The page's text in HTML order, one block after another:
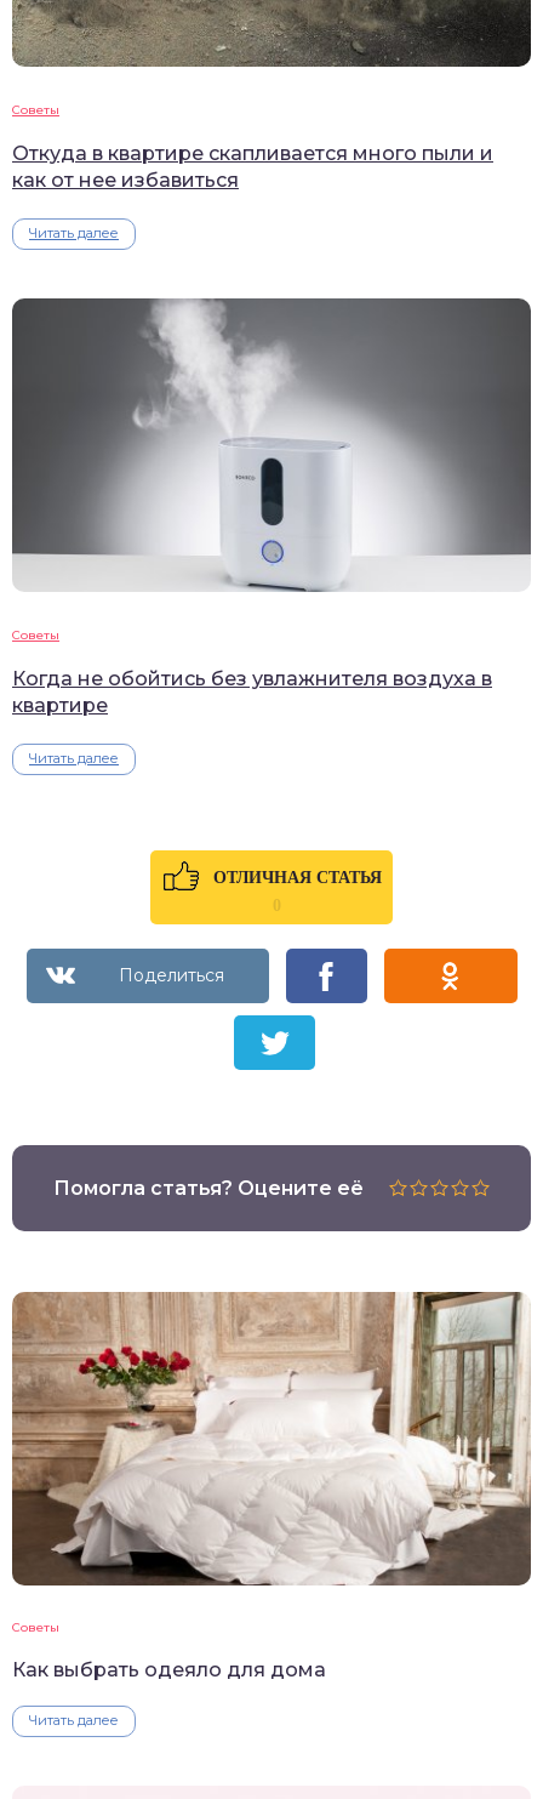
Советы
Откуда в квартире скапливается много пыли и
как от нее избавиться
Читать далее
Советы
Когда не обойтись без увлажнителя воздуха в
квартире
Читать далее
ОТЛИЧНАЯ СТАТЬЯ
0
Помогла статья? Оцените её
Советы
Как выбрать одеяло для дома
Читать далее